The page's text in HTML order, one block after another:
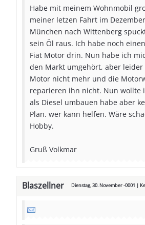
Habe mit meinem Wohnmobil
meiner letzen Fahrt im
München nach Wittenberg
sein Öl raus. Ich habe noch
Fiat Motor drin. Nun habe ich
den Markt umgehört, aber leider
Motor nicht mehr und die
reparieren ihn nicht. Nun wollte
als Diesel umbauen habe aber
Plan. wer kann helfen. Wäre
Hobby.
Gruß Volkmar
Blaszellner Dienstag, 30. November -0001 |